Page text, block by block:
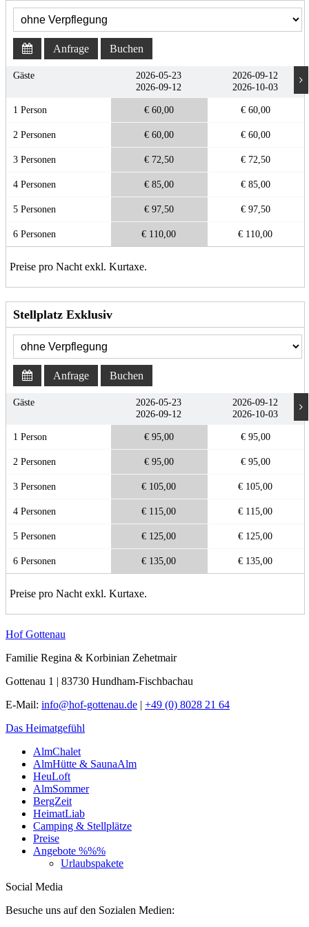
Anfrage Buchen
Gäste
1 Person
2 Personen
3 Personen
4 Personen
5 Personen
6 Personen
2026-05-23
2026-09-12
€ 60,00
€ 60,00
€ 72,50
€ 85,00
€ 97,50
€ 110,00
2026-09-12
2026-10-03
€ 60,00
€ 60,00
€ 72,50
€ 85,00
€ 97,50
€ 110,00
Preise pro Nacht exkl. Kurtaxe.
Stellplatz Exklusiv
Anfrage Buchen
Gäste
1 Person
2 Personen
3 Personen
4 Personen
5 Personen
6 Personen
2026-05-23
2026-09-12
€ 95,00
€ 95,00
€ 105,00
€ 115,00
€ 125,00
€ 135,00
2026-09-12
2026-10-03
€ 95,00
€ 95,00
€ 105,00
€ 115,00
€ 125,00
€ 135,00
Preise pro Nacht exkl. Kurtaxe.
Hof Gottenau
Familie Regina & Korbinian Zehetmair
Gottenau 1 | 83730 Hundham-Fischbachau
E-Mail: info@hof-gottenau.de | +49 (0) 8028 21 64
Das Heimatgefühl
AlmChalet
AlmHütte & SaunaAlm
HeuLoft
AlmSommer
BergZeit
HeimatLiab
Camping & Stellplätze
Preise
Angebote %%%
Urlaubspakete
Social Media
Besuche uns auf den Sozialen Medien: